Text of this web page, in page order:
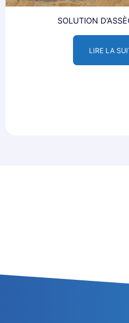
SOLUTION
LIRE LA